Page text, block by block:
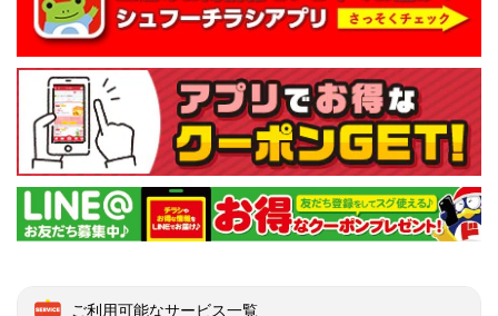
ご利用可能なサービス一覧